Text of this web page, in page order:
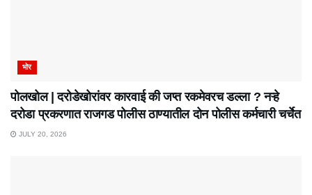
भोर
पोलखोल | दरोडेखोरांवर कारवाई की जप्त रकमेवरच डल्ला ? नऱ्हे
दरोडा प्रकरणात राजगड पोलीस ठाण्यातील दोन पोलीस कर्मचारी चर्चेत
JULY 20, 2026